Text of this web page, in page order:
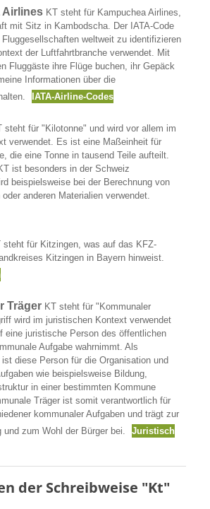
Airlines KT steht für Kampuchea Airlines,
mit Sitz in Kambodscha. Der IATA-Code
weltweit zu identifizieren
der Luftfahrtbranche verwendet. Mit
Fluggäste ihre Flüge buchen, ihr Gepäck
Informationen über die
IATA-Airline-Codes
steht für "Kilotonne" und wird vor allem im
verwendet. Es ist eine Maßeinheit für
die eine Tonne in tausend Teile aufteilt.
ist besonders in der Schweiz
beispielsweise bei der Berechnung von
anderen Materialien verwendet.
steht für Kitzingen, was auf das KFZ-
Kitzingen in Bayern hinweist.
Träger KT steht für "Kommunaler
wird im juristischen Kontext verwendet
eine juristische Person des öffentlichen
Aufgabe wahrnimmt. Als
ist diese Person für die Organisation und
wie beispielsweise Bildung,
in einer bestimmten Kommune
Träger ist somit verantwortlich für
kommunaler Aufgaben und trägt zur
und zum Wohl der Bürger bei.
Juristisch
der Schreibweise "Kt"